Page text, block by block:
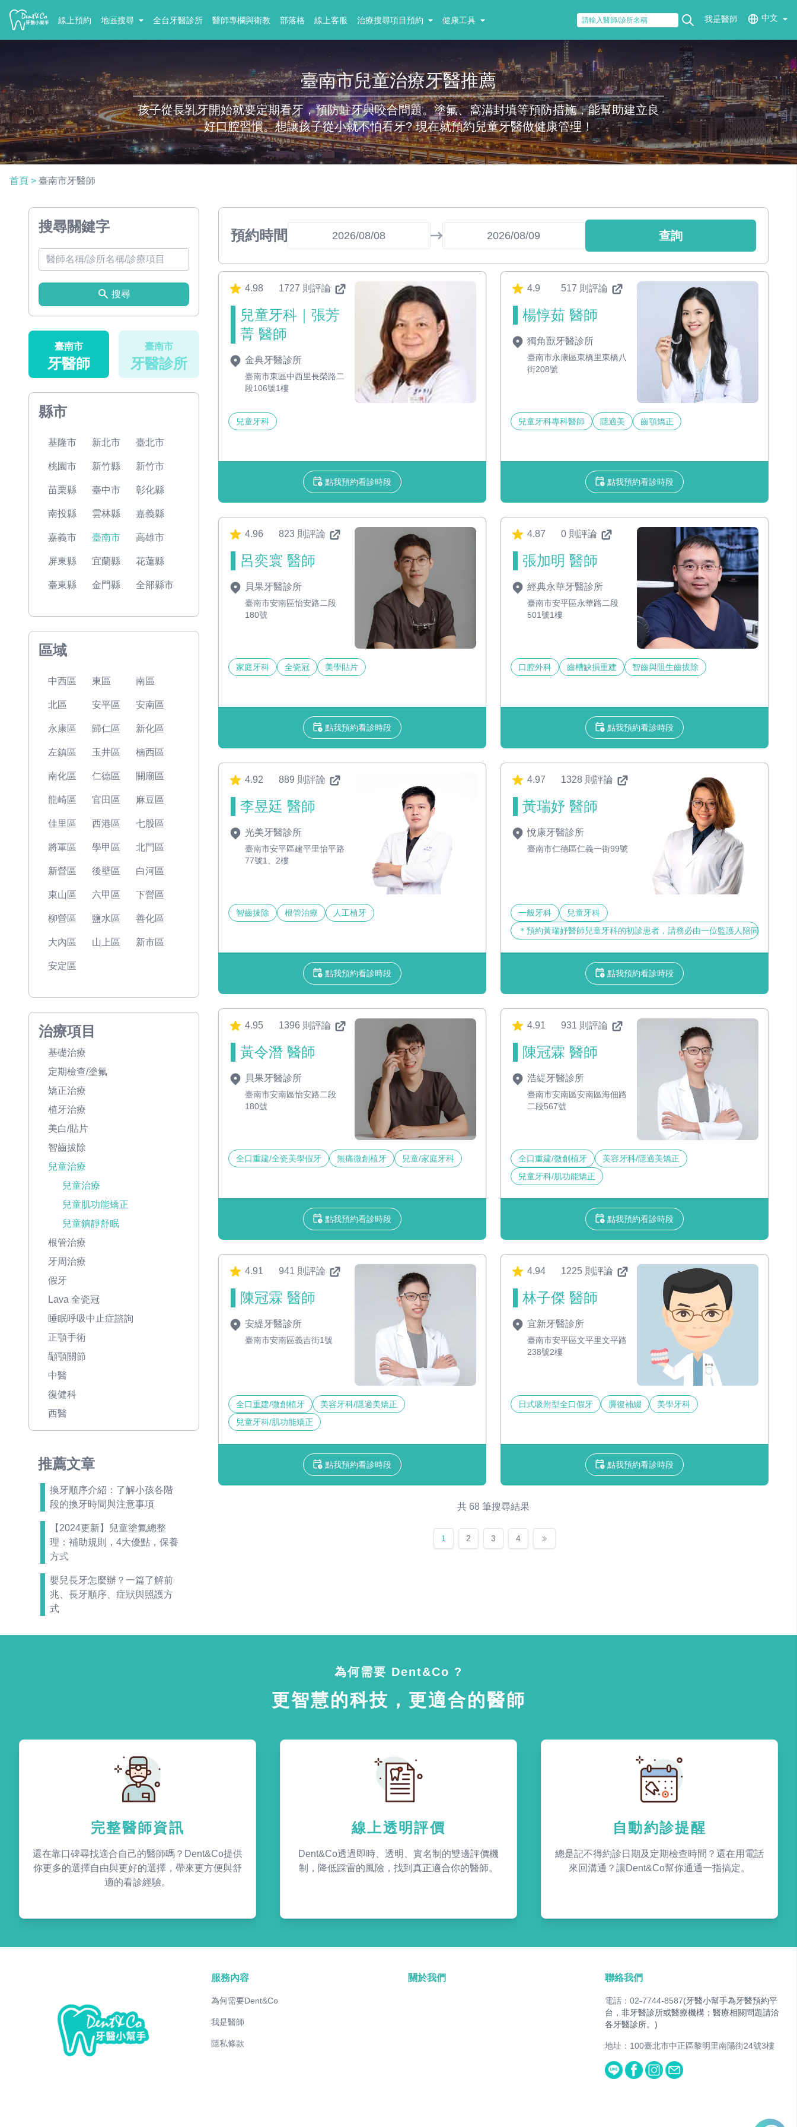
線上預約 地區搜尋 全台牙醫診所 醫師專欄與衛教 部落格 線上客服 治療搜尋項目預約 健康工具 我是醫師 中文
臺南市兒童治療牙醫推薦
孩子從長乳牙開始就要定期看牙，預防蛀牙與咬合問題。塗氟、窩溝封填等預防措施，能幫助建立良
好口腔習慣。想讓孩子從小就不怕看牙? 現在就預約兒童牙醫做健康管理！
首頁 > 臺南市牙醫師
搜尋關鍵字
搜尋
臺南市
牙醫師
臺南市
牙醫診所
縣市
基隆市 新北市 臺北市
桃園市 新竹縣 新竹市
苗栗縣 臺中市 彰化縣
南投縣 雲林縣 嘉義縣
嘉義市 臺南市 高雄市
屏東縣 宜蘭縣 花蓮縣
臺東縣 金門縣 全部縣市
區域
中西區 東區 南區
北區 安平區 安南區
永康區 歸仁區 新化區
左鎮區 玉井區 楠西區
南化區 仁德區 關廟區
龍崎區 官田區 麻豆區
佳里區 西港區 七股區
將軍區 學甲區 北門區
新營區 後壁區 白河區
東山區 六甲區 下營區
柳營區 鹽水區 善化區
大內區 山上區 新市區
安定區
治療項目
基礎治療
定期檢查/塗氟
矯正治療
植牙治療
美白/貼片
智齒拔除
兒童治療
兒童治療
兒童肌功能矯正
兒童鎮靜舒眠
根管治療
牙周治療
假牙
Lava 全瓷冠
睡眠呼吸中止症諮詢
正顎手術
顳顎關節
中醫
復健科
西醫
推薦文章
換牙順序介紹：了解小孩各階
段的換牙時間與注意事項
【2024更新】兒童塗氟總整
理：補助規則，4大優點，保養
方式
嬰兒長牙怎麼辦？一篇了解前
兆、長牙順序、症狀與照護方
式
預約時間 查詢
4.98 1727 則評論
兒童牙科｜張芳
菁 醫師
金典牙醫診所
臺南市東區中西里長榮路二
段106號1樓
兒童牙科
點我預約看診時段
4.9 517 則評論
楊惇茹 醫師
獨角獸牙醫診所
臺南市永康區東橋里東橋八
街208號
兒童牙科專科醫師 隱適美 齒顎矯正
點我預約看診時段
4.96 823 則評論
呂奕寰 醫師
貝果牙醫診所
臺南市安南區怡安路二段
180號
家庭牙科 全瓷冠 美學貼片
點我預約看診時段
4.87 0 則評論
張加明 醫師
經典永華牙醫診所
臺南市安平區永華路二段
501號1樓
口腔外科 齒槽缺損重建 智齒與阻生齒拔除
點我預約看診時段
4.92 889 則評論
李昱廷 醫師
光美牙醫診所
臺南市安平區建平里怡平路
77號1、2樓
智齒拔除 根管治療 人工植牙
點我預約看診時段
4.97 1328 則評論
黃瑞妤 醫師
悅康牙醫診所
臺南市仁德區仁義一街99號
一般牙科
兒童牙科
＊預約黃瑞妤醫師兒童牙科的初診患者，請務必由一位監護人陪同看診
點我預約看診時段
4.95 1396 則評論
黃令潛 醫師
貝果牙醫診所
臺南市安南區怡安路二段
180號
全口重建/全瓷美學假牙 無痛微創植牙 兒童/家庭牙科
點我預約看診時段
4.91 931 則評論
陳冠霖 醫師
浩緹牙醫診所
臺南市安南區安南區海佃路
二段567號
全口重建/微創植牙
美容牙科/隱適美矯正
兒童牙科/肌功能矯正
點我預約看診時段
4.91 941 則評論
陳冠霖 醫師
安緹牙醫診所
臺南市安南區義吉街1號
全口重建/微創植牙
美容牙科/隱適美矯正
兒童牙科/肌功能矯正
點我預約看診時段
4.94 1225 則評論
林子傑 醫師
宜新牙醫診所
臺南市安平區文平里文平路
238號2樓
日式吸附型全口假牙 贗復補綴 美學牙科
點我預約看診時段
共 68 筆搜尋結果
1 2 3 4
為何需要 Dent&Co ?
更智慧的科技，更適合的醫師
完整醫師資訊
還在靠口碑尋找適合自己的醫師嗎？Dent&Co提供
你更多的選擇自由與更好的選擇，帶來更方便與舒
適的看診經驗。
線上透明評價
Dent&Co透過即時、透明、實名制的雙邊評價機
制，降低踩雷的風險，找到真正適合你的醫師。
自動約診提醒
總是記不得約診日期及定期檢查時間？還在用電話
來回溝通？讓Dent&Co幫你通通一指搞定。
服務內容
為何需要Dent&Co
我是醫師
隱私條款
關於我們 聯絡我們
電話：02-7744-8587(牙醫小幫手為牙醫預約平
台，非牙醫診所或醫療機構；醫療相關問題請洽
各牙醫診所。)
地址：100臺北市中正區黎明里南陽街24號3樓